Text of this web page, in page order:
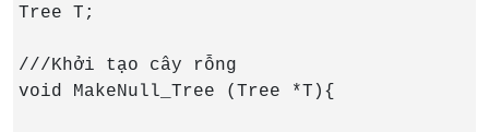
Tree T;
///Khởi tạo cây rỗng
void MakeNull_Tree (Tree *T){